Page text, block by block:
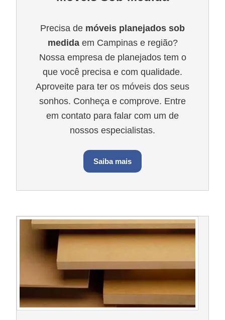
Precisa de móveis planejados sob
medidaem Campinas e região?
Nossa empresa de planejados tem o
que você precisa e com qualidade.
Aproveite para ter os móveis dos seus
sonhos. Conheça e comprove. Entre
em contato para falar com um de
nossos especialistas.
Saiba mais